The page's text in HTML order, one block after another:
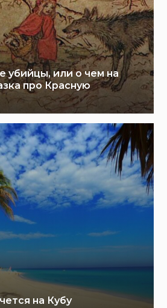
убийцы, или о чем на
про Красную
на Кубу